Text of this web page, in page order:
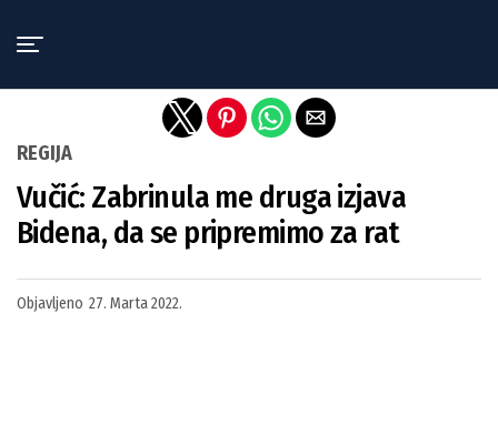
REGIJA
Vučić: Zabrinula me druga izjava
Bidena, da se pripremimo za rat
Objavljeno 27. Marta 2022.